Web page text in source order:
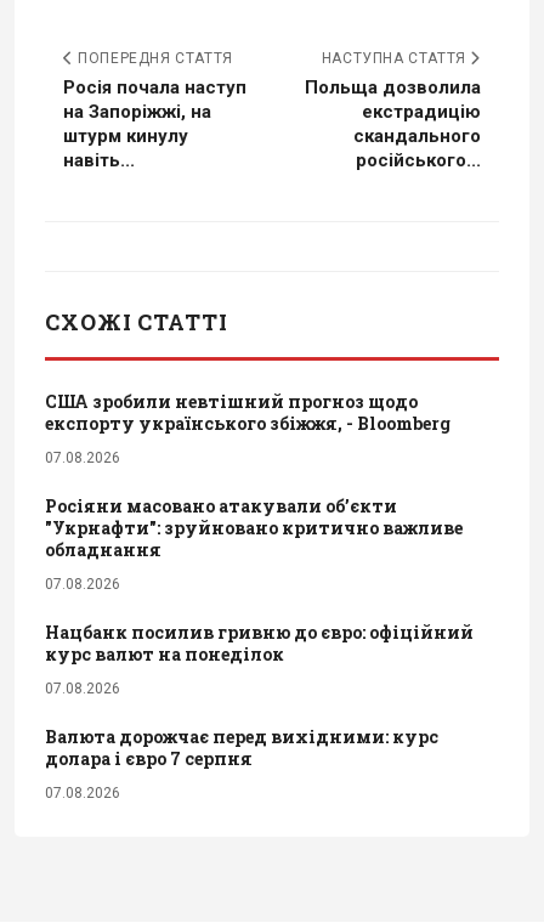
ПОПЕРЕДНЯ СТАТТЯ
Росія почала наступ
на Запоріжжі, на
штурм кинулу
навіть...
НАСТУПНА СТАТТЯ
Польща дозволила
екстрадицію
скандального
російського...
СХОЖІ СТАТТІ
США зробили невтішний прогноз щодо
експорту українського збіжжя, - Bloomberg
07.08.2026
Росіяни масовано атакували обʼєкти
"Укрнафти": зруйновано критично важливе
обладнання
07.08.2026
Нацбанк посилив гривню до євро: офіційний
курс валют на понеділок
07.08.2026
Валюта дорожчає перед вихідними: курс
долара і євро 7 серпня
07.08.2026